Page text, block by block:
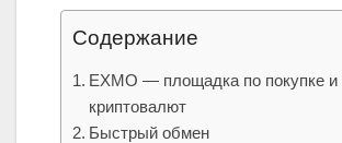
Содержание
EXMO — площадка по покупке и
криптовалют
Быстрый обмен